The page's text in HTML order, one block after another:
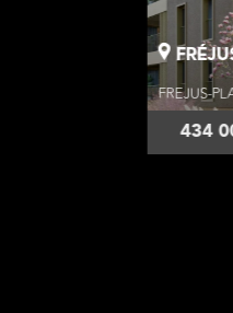
FREJUS-
322